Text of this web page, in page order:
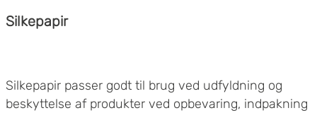
Silkepapir
Silkepapir passer godt til brug ved udfyldning og
beskyttelse af produkter ved opbevaring, indpakning